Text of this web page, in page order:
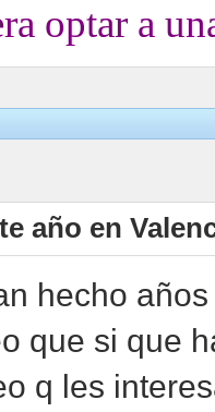
optar a
año en
hecho
que si que
q les